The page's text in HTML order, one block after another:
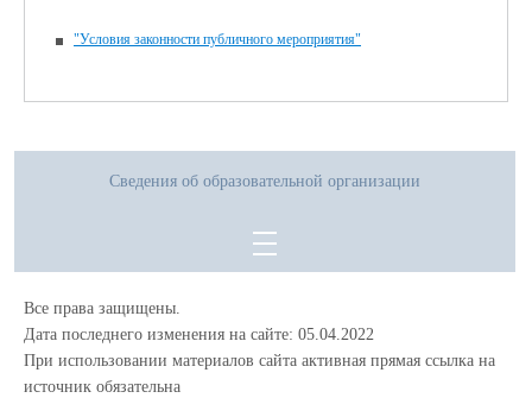
"Условия законности публичного мероприятия"
Сведения об образовательной организации
Все права защищены.
Дата последнего изменения на сайте: 05.04.2022
При использовании материалов сайта активная прямая ссылка на
источник обязательна